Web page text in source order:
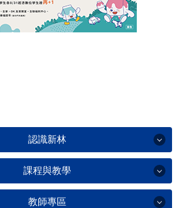
認識新林
課程與教學
教師專區